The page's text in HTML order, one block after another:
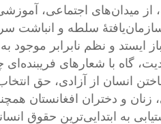
از میدان‌های اجتماعی،
سلطه و
ایستد و نظم نابرابر
گاه با شعارهای
انسان از آزادی، حق
و دختران افغانستان
به ابتدایی‌ترین حقوق